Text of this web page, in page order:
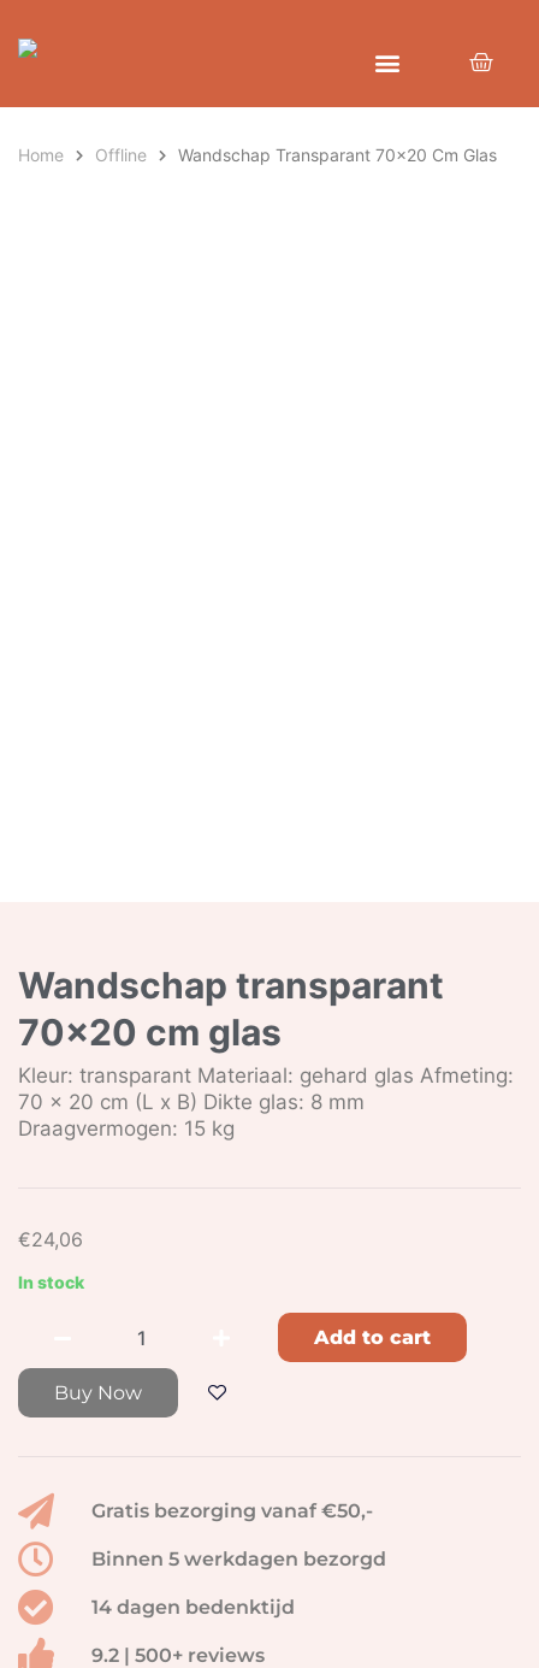
Home Offline Wandschap Transparant 70×20 Cm Glas
Wandschap transparant
70×20 cm glas
Kleur: transparant Materiaal: gehard glas Afmeting:
70 x 20 cm (L x B) Dikte glas: 8 mm
Draagvermogen: 15 kg
€24,06
In stock
Buy Now
Add to cart
Gratis bezorging vanaf €50,-
Binnen 5 werkdagen bezorgd
14 dagen bedenktijd
9.2 | 500+ reviews